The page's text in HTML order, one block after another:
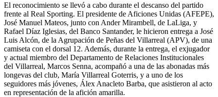
El reconocimiento se llevó a cabo durante el descanso del partido
frente al Real Sporting. El presidente de Aficiones Unidas (AFEPE),
José Manuel Mateos, junto con Ander Mirambell, de LaLiga, y
Rafael Díaz Iglesias, del Banco Santander, le hicieron entrega a José
Luis Alcón, de la Agrupación de Peñas del Villarreal (APV), de una
camiseta con el dorsal 12. Además, durante la entrega, el exjugador
y actual miembro del Departamento de Relaciones Institucionales
del Villarreal, Marcos Senna, acompañó a una de las abonadas más
longevas del club, María Villarreal Goterris, y a uno de los
seguidores más jóvenes, Álex Anacleto Barba, que asistieron al acto
en representación de la afición amarilla.